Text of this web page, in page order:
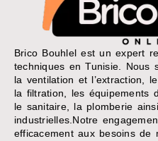
Brico Bouhlel est un expert
techniques en Tunisie. Nous
la ventilation et l’extraction,
la filtration, les équipements
le sanitaire, la plomberie
industrielles.Notre
efficacement aux besoins de